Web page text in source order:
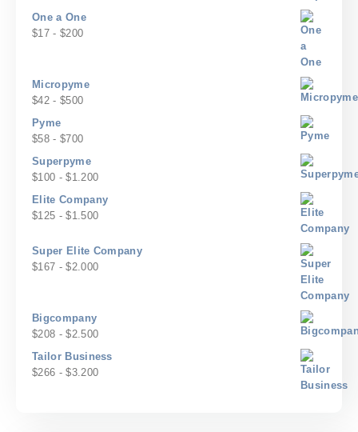
$20
hasta
One a One
$17 - $200Rango
desde
$17
Micropyme
$42 - $500Rango
$42
hasta
$500
Pyme
$58 - $700Rango
$58
hasta
Superpyme
$100 - $1.200Rango
precios:
hasta
$1.200
Elite Company
$125 - $1.500Rango
precios:
desde
Super Elite Company
$167 - $2.000Rango
$167
$2.000
Bigcompany
$208 - $2.500Rango
Tailor Business
$266 - $3.200Rango